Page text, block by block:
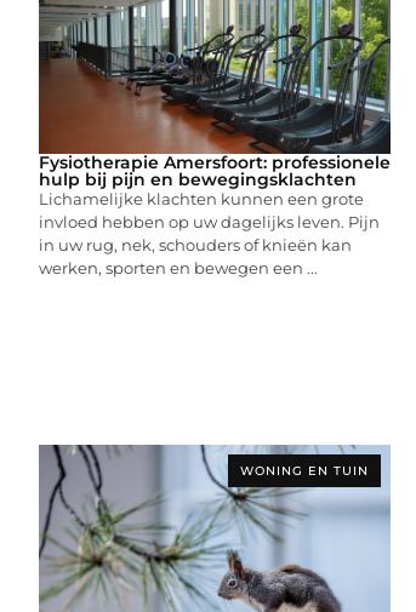
Fysiotherapie Amersfoort: professionele
hulp bij pijn en bewegingsklachten
Lichamelijke klachten kunnen een grote
invloed hebben op uw dagelijks leven. Pijn
in uw rug, nek, schouders of knieën kan
werken, sporten en bewegen een ...
WONING EN TUIN